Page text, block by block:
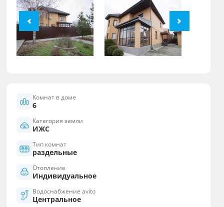
Комнат в доме
6
Категория земли
ИЖС
Тип комнат
раздельные
Отопление
Индивидуальное
Водоснабжение avito
Центральное